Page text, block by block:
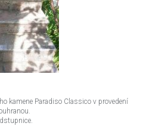
kamene Paradiso Classico v provedení